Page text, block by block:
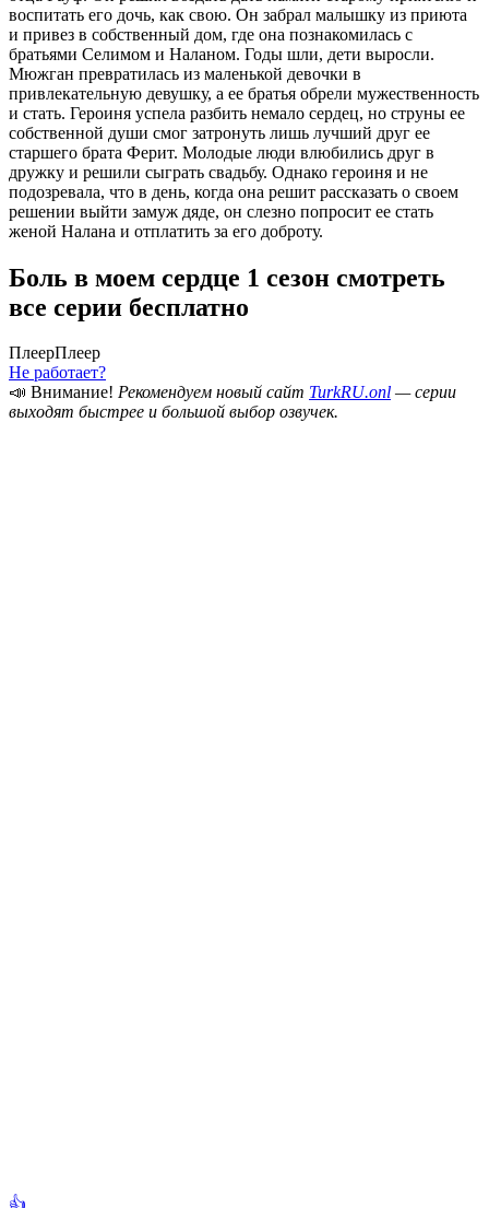
воспитать его дочь, как свою. Он забрал малышку из приюта
и привез в собственный дом, где она познакомилась с
братьями Селимом и Наланом. Годы шли, дети выросли.
Мюжган превратилась из маленькой девочки в
привлекательную девушку, а ее братья обрели мужественность
и стать. Героиня успела разбить немало сердец, но струны ее
собственной души смог затронуть лишь лучший друг ее
старшего брата Ферит. Молодые люди влюбились друг в
дружку и решили сыграть свадьбу. Однако героиня и не
подозревала, что в день, когда она решит рассказать о своем
решении выйти замуж дяде, он слезно попросит ее стать
женой Налана и отплатить за его доброту.
Боль в моем сердце 1 сезон смотреть
все серии бесплатно
ПлеерПлеер
Не работает?
📣 Внимание! Рекомендуем новый сайт TurkRU.onl — серии
выходят быстрее и большой выбор озвучек.